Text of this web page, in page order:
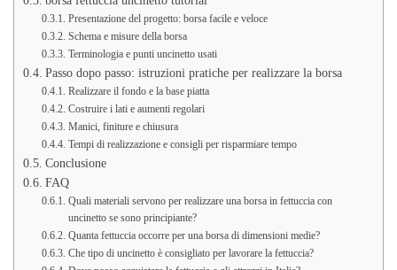
Presentazione del progetto: borsa facile e veloce
Schema e misure della borsa
Terminologia e punti uncinetto usati
Passo dopo passo: istruzioni pratiche per realizzare la borsa
Realizzare il fondo e la base piatta
Costruire i lati e aumenti regolari
Manici, finiture e chiusura
Tempi di realizzazione e consigli per risparmiare tempo
Conclusione
FAQ
Quali materiali servono per realizzare una borsa in fettuccia con
uncinetto se sono principiante?
Quanta fettuccia occorre per una borsa di dimensioni medie?
Che tipo di uncinetto è consigliato per lavorare la fettuccia?